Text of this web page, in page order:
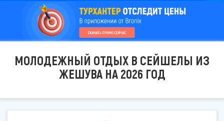
МОЛОДЕЖНЫЙ ОТДЫХ В СЕЙШЕЛЫ ИЗ
ЖЕШУВА НА 2026 ГОД